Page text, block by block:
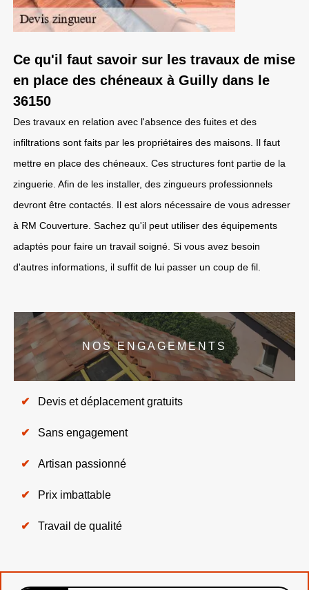
Ce qu'il faut savoir sur les travaux de mise
en place des chéneaux à Guilly dans le
36150
Des travaux en relation avec l'absence des fuites et des
infiltrations sont faits par les propriétaires des maisons. Il faut
mettre en place des chéneaux. Ces structures font partie de la
zinguerie. Afin de les installer, des zingueurs professionnels
devront être contactés. Il est alors nécessaire de vous adresser
à RM Couverture. Sachez qu'il peut utiliser des équipements
adaptés pour faire un travail soigné. Si vous avez besoin
d'autres informations, il suffit de lui passer un coup de fil.
NOS ENGAGEMENTS
Devis et déplacement gratuits
Sans engagement
Artisan passionné
Prix imbattable
Travail de qualité